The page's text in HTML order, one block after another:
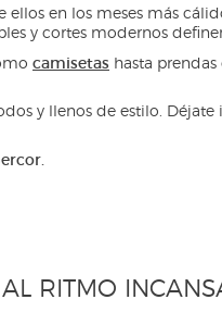
en los meses más
y cortes modernos
camisetas hasta
y llenos de estilo. Déjate
RITMO